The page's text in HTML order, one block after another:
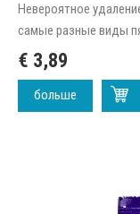
Невероятное
самые разные виды
€ 3,89
больше